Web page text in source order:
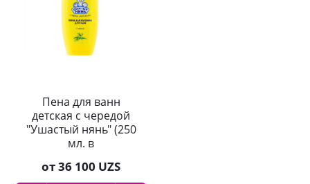
Пена для ванн
детская с чередой
"Ушастый нянь" (250
мл. в
флаконе)
от36 100 UZS